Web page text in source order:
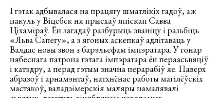
І гэтак адбывалася на працягу шматлікіх гадоў, аж
пакуль у Віцебск ня прыехаў япіскап Савва
Ціхаміраў. Ён загадаў разбурыць званіцу і разьбіць
«Льва Сапегу», а з ягоных аскепкаў адлітаваць у
Валдае новы звон з барэльефам імпэратара. У гонар
нябеснага патрона гэтага імпэратара ён пераасьвяціў
і катэдру, а перад гэтым значна перарабіў яе. Паверх
абразоў і арнамэнтаў, натхнёнае работы магілёўскіх
мастакоў, валадзімерскія маляры намалявалі